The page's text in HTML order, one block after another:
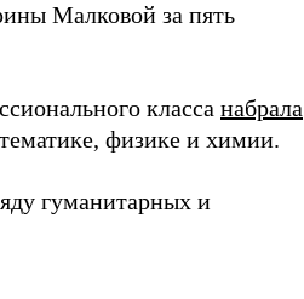
Малковой за пять
класса набралa
физике и химии.
гуманитарных и